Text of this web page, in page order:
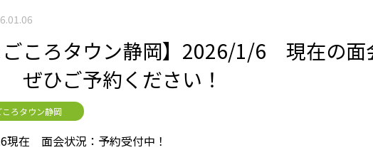
ごころタウン静岡】2026/1/6 現在の面
ぜひご予約ください！
ころタウン静岡
現在 面会状況：予約受付中！